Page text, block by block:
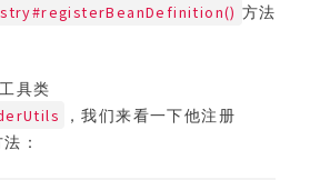
方法
具类
，我们来看一下他注册
：